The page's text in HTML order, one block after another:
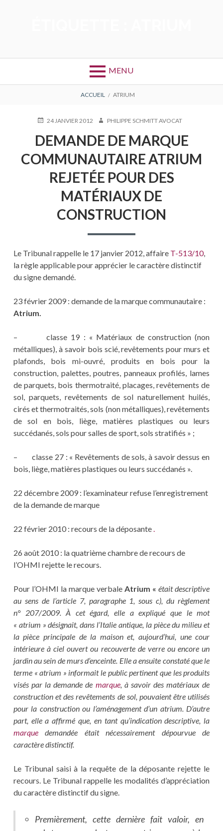
MENU
D'ARIANE
ACCUEIL ATRIUM
PUBLIÉ24 JANVIER 2012 AUTEURPHILIPPE SCHMITT AVOCAT
DEMANDE DE MARQUE
COMMUNAUTAIRE ATRIUM
REJETÉE POUR DES
MATÉRIAUX DE
CONSTRUCTION
Le Tribunal rappelle le 17 janvier 2012, affaire T-513/10,
la règle applicable pour apprécier le caractère distinctif
du signe demandé.
23 février 2009 : demande de la marque communautaire :
Atrium.
– classe 19 : « Matériaux de construction (non
métalliques), à savoir bois scié, revêtements pour murs et
plafonds, bois mi-ouvré, produits en bois pour la
construction, palettes, poutres, panneaux profilés, lames
de parquets, bois thermotraité, placages, revêtements de
sol, parquets, revêtements de sol naturellement huilés,
cirés et thermotraités, sols (non métalliques), revêtements
de sol en bois, liège, matières plastiques ou leurs
succédanés, sols pour salles de sport, sols stratifiés » ;
– classe 27 : « Revêtements de sols, à savoir dessus en
bois, liège, matières plastiques ou leurs succédanés ».
22 décembre 2009 : l’examinateur refuse l’enregistrement
de la demande de marque
22 février 2010 : recours de la déposante.
26 août 2010 : la quatrième chambre de recours de
l’OHMI rejette le recours.
Pour l’OHMI la marque verbaleAtrium «était descriptive
au sens de l’article 7, paragraphe 1, sous c), du règlement
n° 207/2009. À cet égard, elle a expliqué que le mot
« atrium » désignait, dans l’Italie antique, la pièce du milieu et
la pièce principale de la maison et, aujourd’hui, une cour
intérieure à ciel ouvert ou recouverte de verre ou encore un
jardin au sein de murs d’enceinte. Elle a ensuite constaté que le
terme « atrium » informait le public pertinent que les produits
visés par la demande de marque, à savoir des matériaux de
construction et des revêtements de sol, pouvaient être utilisés
pour la construction ou l’aménagement d’un atrium. D’autre
part, elle a affirmé que, en tant qu’indication descriptive, la
marquedemandée était nécessairement dépourvue de
caractère distinctif.
Le Tribunal saisi à la requête de la déposante rejette le
recours. Le Tribunal rappelle les modalités d’appréciation
du caractère distinctif du signe.
Premièrement, cette dernière fait valoir, en